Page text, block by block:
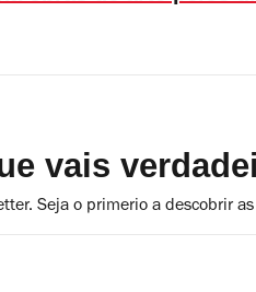
vais
Seja o primerio a descobrir